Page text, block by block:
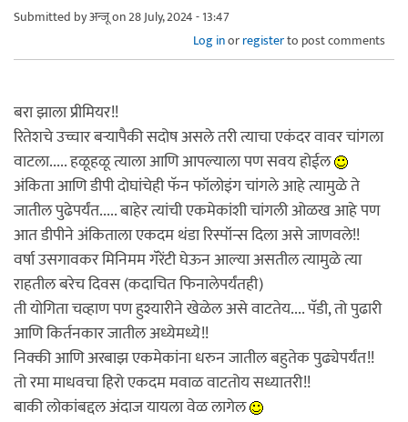
Submitted byअन्जूon 28 July, 2024 - 13:47
Log inorregisterto post comments
बरा झाला प्रीमियर!!
रितेशचे उच्चार बऱ्यापैकी सदोष असले तरी त्याचा एकंदर वावर चांगला
वाटला..... हळूहळू त्याला आणि आपल्याला पण सवय होईल
अंकिता आणि डीपी दोघांचेही फॅन फॉलोइंग चांगले आहे त्यामुळे ते
जातील पुढेपर्यंत..... बाहेर त्यांची एकमेकांशी चांगली ओळख आहे पण
आत डीपीने अंकिताला एकदम थंडा रिस्पॉन्स दिला असे जाणवले!!
वर्षा उसगावकर मिनिमम गॅरेंटी घेऊन आल्या असतील त्यामुळे त्या
राहतील बरेच दिवस (कदाचित फिनालेपर्यंतही)
ती योगिता चव्हाण पण हुश्यारीने खेळेल असे वाटतेय.... पॅडी, तो पुढारी
आणि किर्तनकार जातील अध्येमध्ये!!
निक्की आणि अरबाझ एकमेकांना धरुन जातील बहुतेक पुढ्येपर्यंत!!
तो रमा माधवचा हिरो एकदम मवाळ वाटतोय सध्यातरी!!
बाकी लोकांबद्दल अंदाज यायला वेळ लागेल